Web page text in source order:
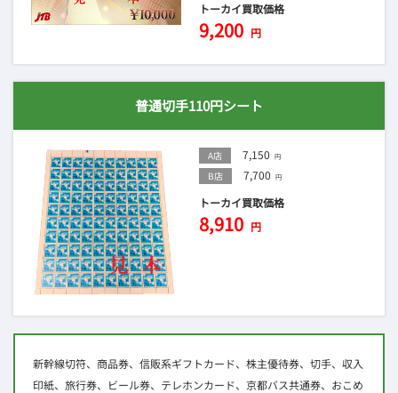
トーカイ買取価格
9,200 円
普通切手110円シート
A店 7,150 円
B店 7,700 円
トーカイ買取価格
8,910 円
新幹線切符、商品券、信販系ギフトカード、株主優待券、切手、収入
印紙、旅行券、ビール券、テレホンカード、京都バス共通券、おこめ